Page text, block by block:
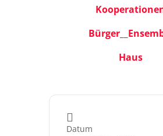
Haus
Datum